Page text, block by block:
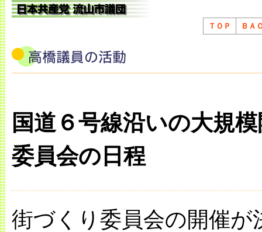
ＴＯＰ ＢＡ
国道６号線沿いの大規
委員会の日程
街づくり委員会の開催が